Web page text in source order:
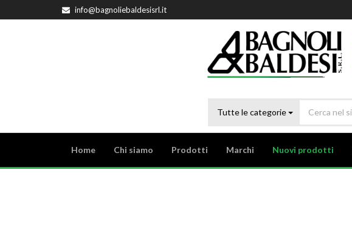
info@bagnoliebaldesisrl.it
Tutte le categorie
Home Chi siamo Prodotti Marchi Nuovi prodotti